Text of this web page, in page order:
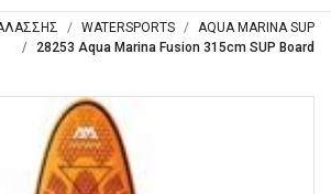
WATERSPORTS
AQUA MARINA SUP
28253 Aqua Marina Fusion 315cm SUP Board